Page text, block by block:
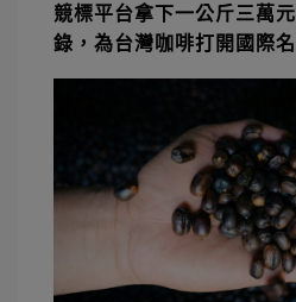
競標平台拿下一公斤三萬
錄，為台灣咖啡打開國際